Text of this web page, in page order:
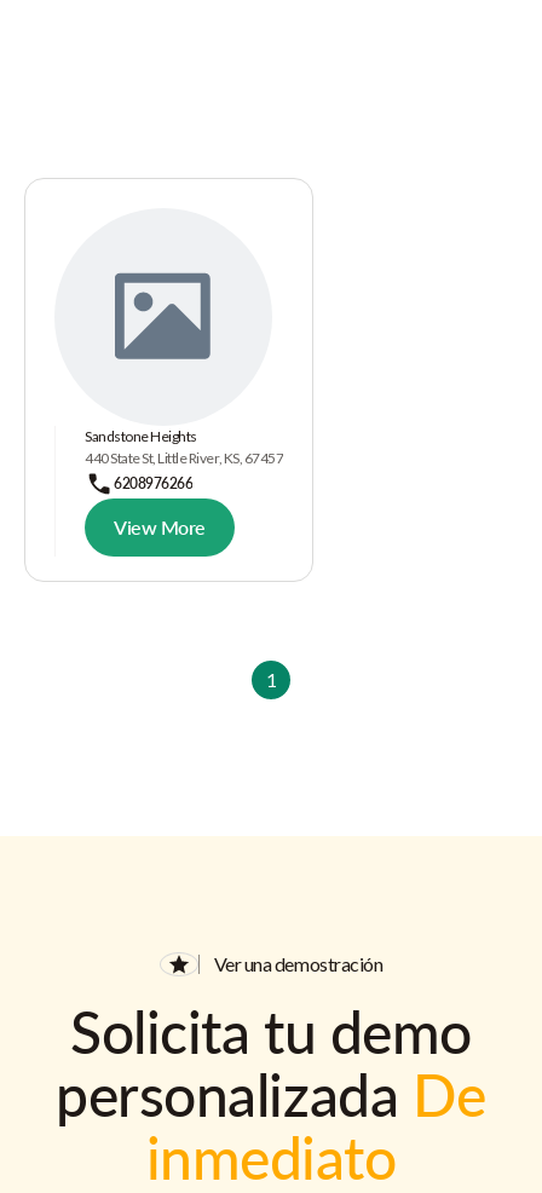
Sandstone Heights
440 State St, Little River, KS, 67457
6208976266
View More
1
Ver una demostración
Solicita tu demo
personalizada De
inmediato